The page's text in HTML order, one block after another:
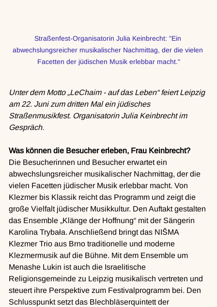
Straßenfest-Organisatorin Julia Keinbrecht: "Ein
abwechslungsreicher musikalischer Nachmittag, der die vielen
Facetten der jüdischen Musik erlebbar macht."
Unter dem Motto „LeChaim - auf das Leben“ feiert Leipzig
am 22. Juni zum dritten Mal ein jüdisches
Straßenmusikfest. Organisatorin Julia Keinbrecht im
Gespräch.
Was können die Besucher erleben, Frau Keinbrecht?
Die Besucherinnen und Besucher erwartet ein
abwechslungsreicher musikalischer Nachmittag, der die
vielen Facetten jüdischer Musik erlebbar macht. Von
Klezmer bis Klassik reicht das Programm und zeigt die
große Vielfalt jüdischer Musikkultur. Den Auftakt gestalten
das Ensemble „Klänge der Hoffnung“ mit der Sängerin
Karolina Trybała. Anschließend bringt das NIŠMA
Klezmer Trio aus Brno traditionelle und moderne
Klezmermusik auf die Bühne. Mit dem Ensemble um
Menashe Lukin ist auch die Israelitische
Religionsgemeinde zu Leipzig musikalisch vertreten und
steuert ihre Perspektive zum Festivalprogramm bei. Den
Schlusspunkt setzt das Blechbläserquintett der